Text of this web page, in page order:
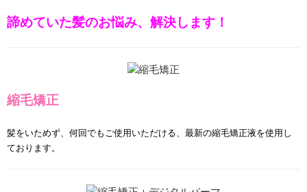
諦めていた髪のお悩み、解決します！
縮毛矯正
髪をいためず、何回でもご使用いただける、最新の縮毛矯正液を使用し
ております。